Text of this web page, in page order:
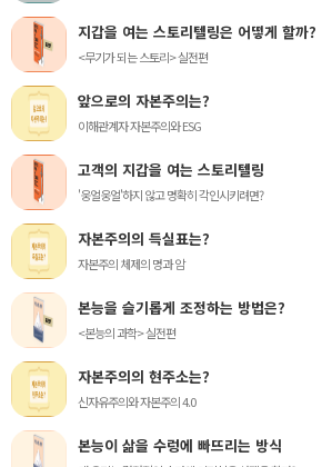
지갑을 여는 스토리텔링은 어떻게 할까?
<무기가 되는 스토리> 실전편
앞으로의 자본주의는?
이해관계자 자본주의와 ESG
고객의 지갑을 여는 스토리텔링
'웅얼웅얼'하지 않고 명확히 각인시키려면?
자본주의의 득실표는?
자본주의 체제의 명과 암
본능을 슬기롭게 조정하는 방법은?
<본능의 과학> 실전편
자본주의의 현주소는?
신자유주의와 자본주의 4.0
본능이 삶을 수렁에 빠뜨리는 방식